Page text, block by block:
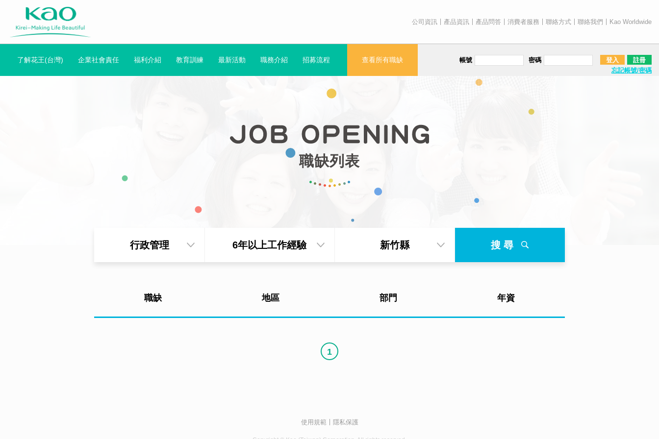
公司資訊 產品資訊 產品問答 消費者服務 聯絡方式 聯絡我們 Kao Worldwide
了解花王(台灣) 企業社會責任 福利介紹 教育訓練 最新活動 職務介紹 招募流程 查看所有職缺 帳號 密碼 登入
註冊
忘記帳號/密碼
職缺列表
行政管理 6年以上工作經驗 新竹縣 搜 尋
職缺 地區 部門 年資
1
使用規範 隱私保護